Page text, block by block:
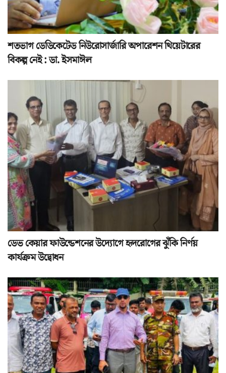
শতভাগ ডেডিকেটেড নিউরোসার্জারি অপারেশন থিয়েটারের
বিকল্প নেই : ডা. ইসমাঈল
ডেভ কেয়ার ফাউন্ডেশনের উদ্যোগে হৃদরোগের ঝুঁকি নির্ণয়
কার্যক্রম উদ্বোধন